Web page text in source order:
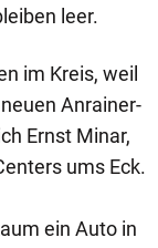
leer.
im Kreis, weil
Anrainer-
Ernst Minar,
ums Eck.
ein Auto in